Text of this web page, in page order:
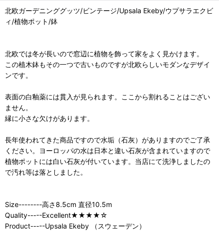
北欧ガーデニンググッツ/ビンテージ/Upsala Ekeby/ウプサラエクビ
ィ/植物ポット/鉢
北欧では冬が長いので窓辺に植物を飾って家をよく見かけます。
この植木鉢もその一つで古いものですが北欧らしいモダンなデザイ
ンです。
表面の白釉薬には貫入が見られます。ここから割れることはござい
ません。
縁に小さな欠けがあります。
長年使われてきた商品ですので水垢（石灰）がありますのでご了承
ください。ヨーロッパの水は日本と違い石灰が含まれていますので
植物ポットには白い石灰が付いています。当店にて洗浄しましたの
で汚れ等は落としました。
Size--------高さ8.5cm 直径10.5m
Quality-----Excellent★★★★☆
Product-----Upsala Ekeby （スウェーデン）